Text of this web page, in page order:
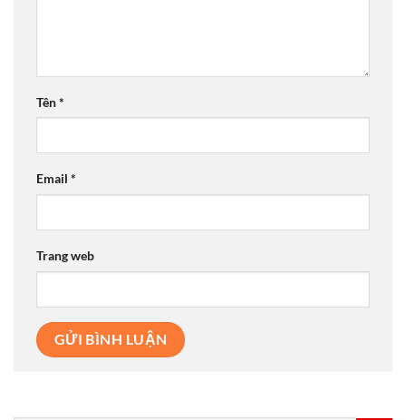
Tên*
Email *
Trang web